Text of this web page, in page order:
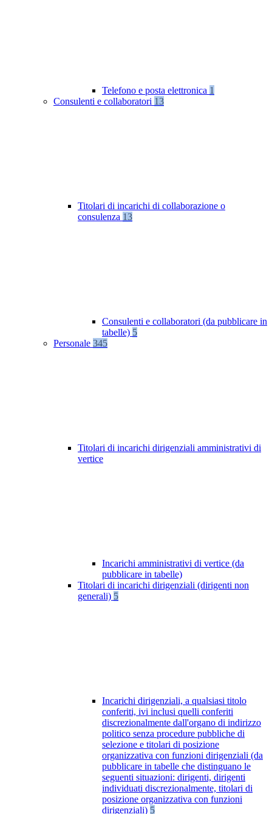
Telefono e posta elettronica 1
Consulenti e collaboratori 13
Titolari di incarichi di collaborazione o
consulenza 13
Consulenti e collaboratori (da pubblicare in
tabelle) 5
Personale 345
Titolari di incarichi dirigenziali amministrativi di
vertice
Incarichi amministrativi di vertice (da
pubblicare in tabelle)
Titolari di incarichi dirigenziali (dirigenti non
generali) 5
Incarichi dirigenziali, a qualsiasi titolo
conferiti, ivi inclusi quelli conferiti
discrezionalmente dall'organo di indirizzo
politico senza procedure pubbliche di
selezione e titolari di posizione
organizzativa con funzioni dirigenziali (da
pubblicare in tabelle che distinguano le
seguenti situazioni: dirigenti, dirigenti
individuati discrezionalmente, titolari di
posizione organizzativa con funzioni
dirigenziali) 5